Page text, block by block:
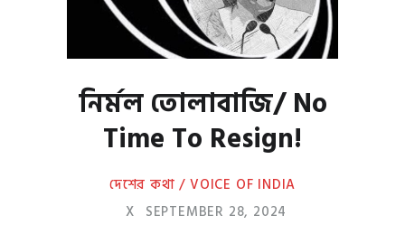
নির্মল তোলাবাজি/ No
Time To Resign!
দেশের কথা / VOICE OF INDIA
X SEPTEMBER 28, 2024